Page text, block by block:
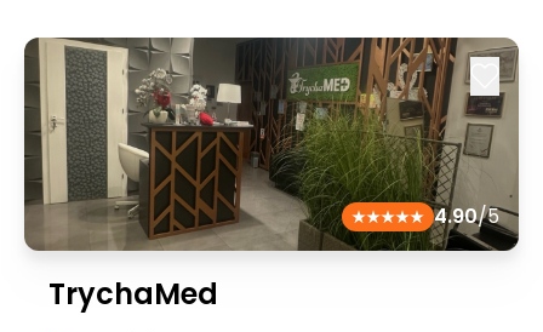
4.90/5
TrychaMed